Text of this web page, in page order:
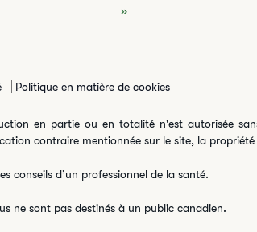
»
Politique en matière de cookies
en partie ou en totalité n'est autorisée
contraire mentionnée sur le site, la
conseils d’un professionnel de la santé.
ne sont pas destinés à un public canadien.